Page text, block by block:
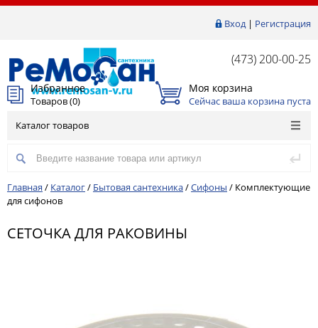
Вход| Регистрация
(473) 200-00-25
Избранное
Товаров (0)
Моя корзина
Сейчас ваша корзина пуста
Каталог товаров
Главная / Каталог/ Бытовая сантехника/Сифоны / Комплектующие
для сифонов
СЕТОЧКА ДЛЯ РАКОВИНЫ